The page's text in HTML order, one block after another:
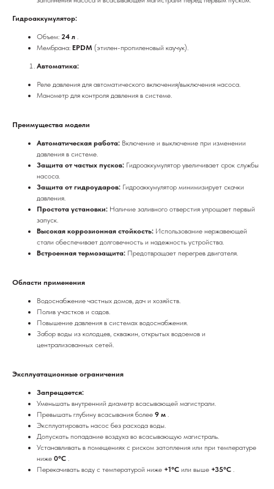
Гидроаккумулятор:
Объем: 24 л .
Мембрана: EPDM (этилен-пропиленовый каучук).
Автоматика:
Реле давления для автоматического включения/выключения насоса.
Манометр для контроля давления в системе.
Преимущества модели
Автоматическая работа: Включение и выключение при изменении
давления в системе.
Защита от частых пусков: Гидроаккумулятор увеличивает срок службы
насоса.
Защита от гидроударов: Гидроаккумулятор минимизирует скачки
давления.
Простота установки: Наличие заливного отверстия упрощает первый
запуск.
Высокая коррозионная стойкость: Использование нержавеющей
стали обеспечивает долговечность и надежность устройства.
Встроенная термозащита: Предотвращает перегрев двигателя.
Области применения
Водоснабжение частных домов, дач и хозяйств.
Полив участков и садов.
Повышение давления в системах водоснабжения.
Забор воды из колодцев, скважин, открытых водоемов и
централизованных сетей.
Эксплуатационные ограничения
Запрещается:
Уменьшать внутренний диаметр всасывающей магистрали.
Превышать глубину всасывания более 9 м .
Эксплуатировать насос без расхода воды.
Допускать попадание воздуха во всасывающую магистраль.
Устанавливать в помещениях с риском затопления или при температуре
ниже 0°C .
Перекачивать воду с температурой ниже +1°C или выше +35°C .